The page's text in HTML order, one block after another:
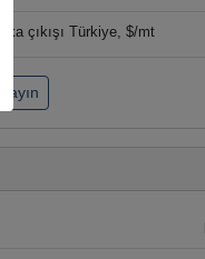
çıkışı Türkiye, $/mt